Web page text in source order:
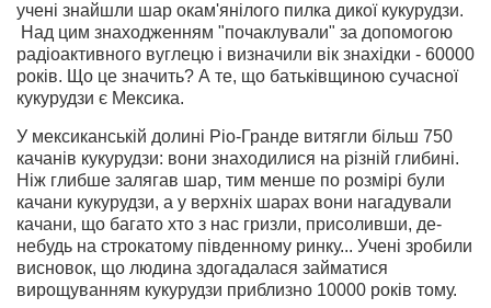
учені знайшли шар окам'янілого пилка дикої кукурудзи.
Над цим знаходженням "почаклували" за допомогою
радіоактивного вуглецю і визначили вік знахідки - 60000
років. Що це значить? А те, що батьківщиною сучасної
кукурудзи є Мексика.
У мексиканській долині Ріо-Гранде витягли більш 750
качанів кукурудзи: вони знаходилися на різній глибині.
Ніж глибше залягав шар, тим менше по розмірі були
качани кукурудзи, а у верхніх шарах вони нагадували
качани, що багато хто з нас гризли, присоливши, де-
небудь на строкатому південному ринку... Учені зробили
висновок, що людина здогадалася займатися
вирощуванням кукурудзи приблизно 10000 років тому.